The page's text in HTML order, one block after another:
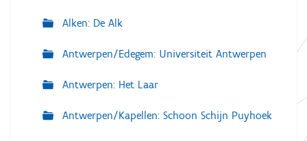
Alken: De Alk
Antwerpen/Edegem: Universiteit Antwerpen
Antwerpen: Het Laar
Antwerpen/Kapellen: Schoon Schijn Puyhoek